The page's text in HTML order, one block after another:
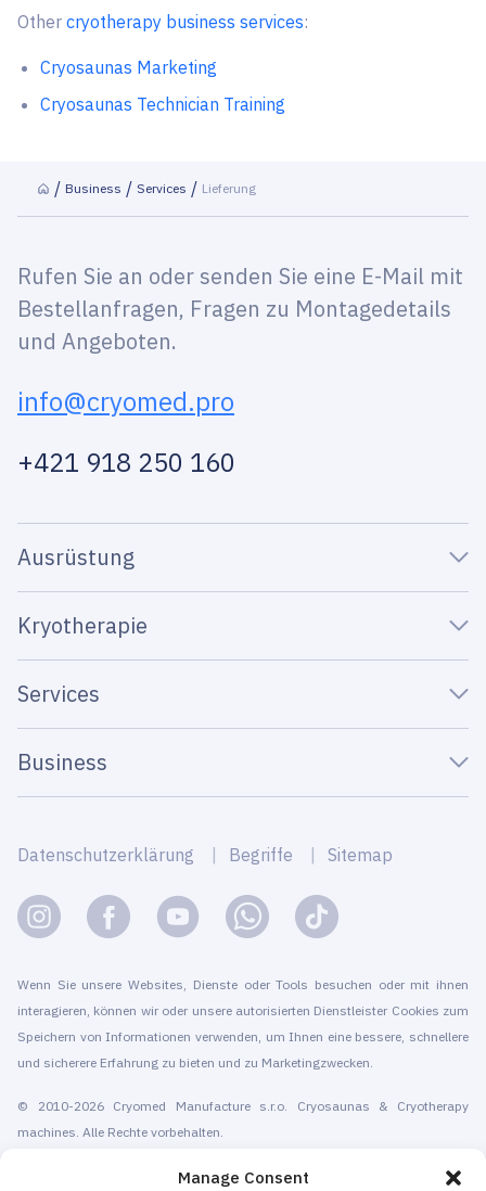
Manage Consent
Other cryotherapy business services:
Cryosaunas Marketing
Cryosaunas Technician Training
Business Services Lieferung
Rufen Sie an oder senden Sie eine E-Mail mit
Bestellanfragen, Fragen zu Montagedetails
und Angeboten.
info@cryomed.pro
+421 918 250 160
Ausrüstung
Kryotherapie
Services
Business
Datenschutzerklärung Begriffe Sitemap
Wenn Sie unsere Websites, Dienste oder Tools besuchen oder mit ihnen
interagieren, können wir oder unsere autorisierten Dienstleister Cookies zum
Speichern von Informationen verwenden, um Ihnen eine bessere, schnellere
und sicherere Erfahrung zu bieten und zu Marketingzwecken.
© 2010-2026 Cryomed Manufacture s.r.o. Cryosaunas & Cryotherapy
machines. Alle Rechte vorbehalten.